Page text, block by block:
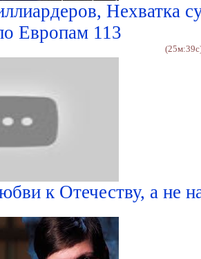
Нехватка
Европам 113
к Отечеству, а не